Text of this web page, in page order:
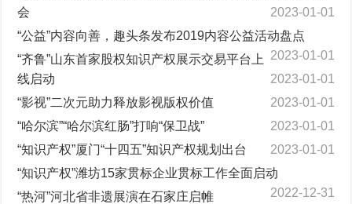
会
2023-01-01
“公益”内容向善，趣头条发布2019内容公益活动盘点
2023-01-01
“齐鲁”山东首家股权知识产权展示交易平台上
线启动
2023-01-01
“影视”二次元助力释放影视版权价值
2023-01-01
“哈尔滨”“哈尔滨红肠”打响“保卫战”
2023-01-01
“知识产权”厦门“十四五”知识产权规划出台
2023-01-01
“知识产权”潍坊15家贯标企业贯标工作全面启动
2022-12-31
“热河”河北省非遗展演在石家庄启帷